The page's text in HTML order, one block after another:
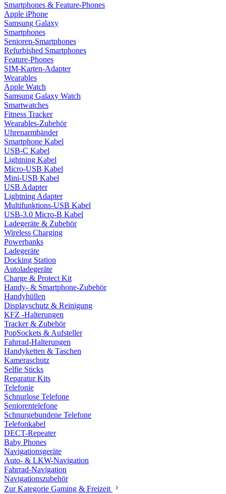
Smartphones & Feature-Phones
Apple iPhone
Samsung Galaxy
Smartphones
Senioren-Smartphones
Refurbished Smartphones
Feature-Phones
SIM-Karten-Adapter
Wearables
Apple Watch
Samsung Galaxy Watch
Smartwatches
Fitness Tracker
Wearables-Zubehör
Uhrenarmbänder
Smartphone Kabel
USB-C Kabel
Lightning Kabel
Micro-USB Kabel
Mini-USB Kabel
USB Adapter
Lightning Adapter
Multifunktions-USB Kabel
USB-3.0 Micro-B Kabel
Ladegeräte & Zubehör
Wireless Charging
Powerbanks
Ladegeräte
Docking Station
Autoladegeräte
Charge & Protect Kit
Handy- & Smartphone-Zubehör
Handyhüllen
Displayschutz & Reinigung
KFZ -Halterungen
Tracker & Zubehör
PopSockets & Aufsteller
Fahrrad-Halterungen
Handyketten & Taschen
Kameraschutz
Selfie Sticks
Reparatur Kits
Telefonie
Schnurlose Telefone
Seniorentelefone
Schnurgebundene Telefone
Telefonkabel
DECT-Repeater
Baby Phones
Navigationsgeräte
Auto- & LKW-Navigation
Fahrrad-Navigation
Navigationszubehör
Zur Kategorie Gaming & Freizeit